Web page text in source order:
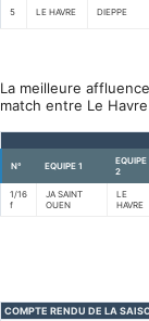
5 LE HAVRE DIEPPE
La meilleure
match entre Le
N° EQUIPE 1
EQUIPE
2
1/16
f
JA SAINT
OUEN
LE
HAVRE
COMPTE RENDU DE LA